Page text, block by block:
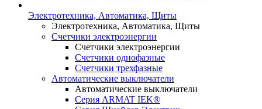
Электротехника, Автоматика, Щиты
Электротехника, Автоматика, Щиты
Счетчики электроэнергии
Счетчики электроэнергии
Счетчики однофазные
Счетчики трехфазные
Автоматические выключатели
Автоматические выключатели
Серия ARMAT IEK®